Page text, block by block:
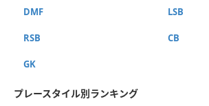
DMF LSB
RSB CB
GK
プレースタイル別ランキング